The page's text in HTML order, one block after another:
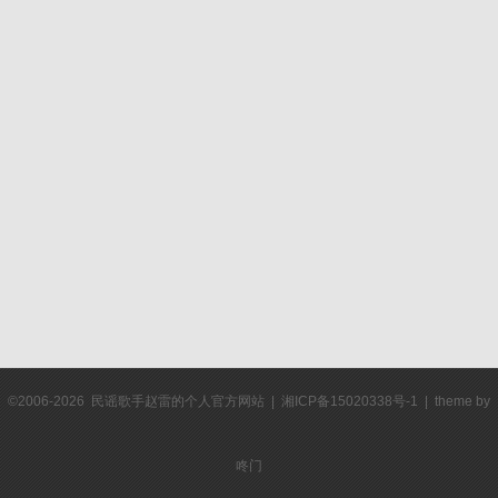
©2006-2026 民谣歌手赵雷的个人官方网站 | 湘ICP备15020338号-1 | theme by
咚门